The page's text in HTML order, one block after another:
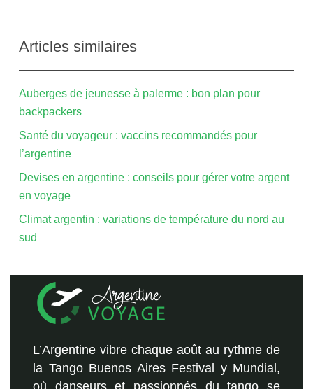
Articles similaires
Auberges de jeunesse à palerme : bon plan pour
backpackers
Santé du voyageur : vaccins recommandés pour
l’argentine
Devises en argentine : conseils pour gérer votre argent
en voyage
Climat argentin : variations de température du nord au
sud
L’Argentine vibre chaque août au rythme de
la Tango Buenos Aires Festival y Mundial,
où danseurs et passionnés du tango se